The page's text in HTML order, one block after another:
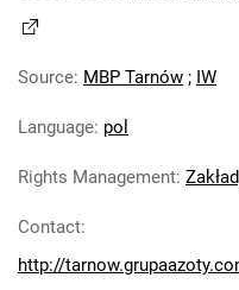
Robotniczego
Feliksa
Robotniczego
Robotniczego
Source: MBP Tarnów ; IW
Language: pol
Rights Management:
Contact:
http://